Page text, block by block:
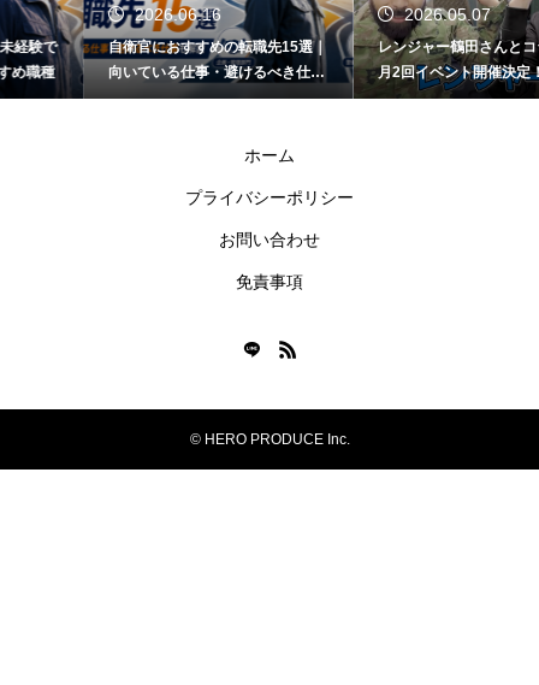
2026.06.16
自衛官におすすめの転職先15選｜
向いている仕事・避けるべき仕事
も解説
2026.05.07
レンジャー鶴田さんとコラボ
月2回イベント開催決定！
ホーム
プライバシーポリシー
お問い合わせ
免責事項
© HERO PRODUCE Inc.